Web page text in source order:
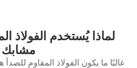
لماذا يُستخدم الفولاذ
مشابك
غالبًا ما يكون الفولاذ المقاوم للصدأ